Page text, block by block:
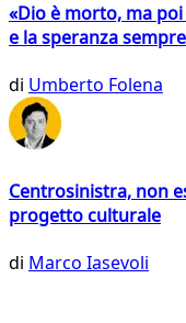
«Dio è morto, ma
e la speranza
di Umberto Folena
Centrosinistra, non
progetto culturale
di Marco Iasevoli